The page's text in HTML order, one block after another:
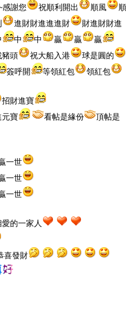
感謝您 祝順利開出 順風
順
進財財進進進財
財進財財進
中 中 贏 贏
贏
豬頭 祝大船入港
球是圓的
簽呼開 等領紅包
領紅包
招財進寶
元寶 看帖是緣份
頂帖是
一世
一世
一世
的一家人
喜發財